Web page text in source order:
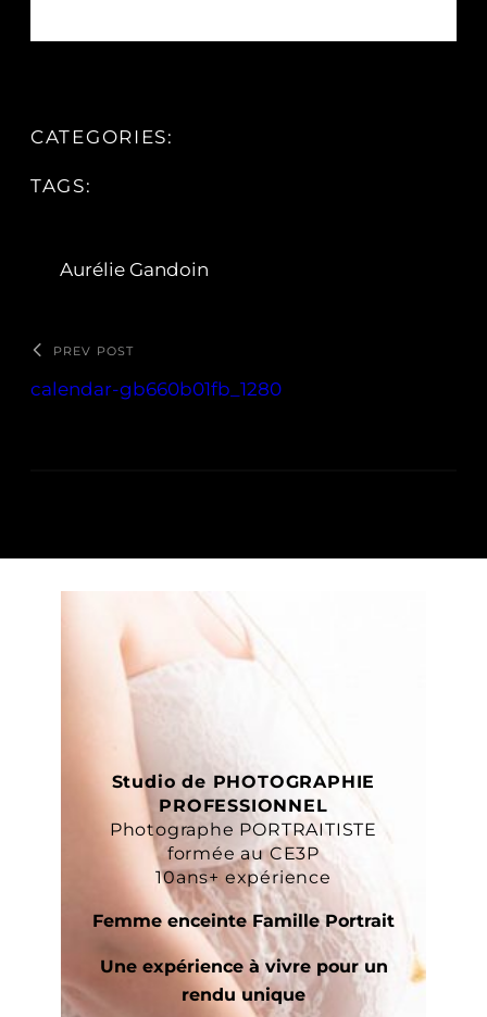
CATEGORIES:
TAGS:
Aurélie Gandoin
PREV POST
calendar-gb660b01fb_1280
Studio de PHOTOGRAPHIE
PROFESSIONNEL
Photographe PORTRAITISTE
formée au CE3P
10ans+ expérience
Femme enceinte Famille Portrait
Une expérience à vivre pour un
rendu unique